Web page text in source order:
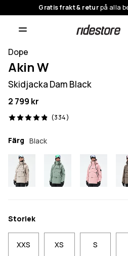
Gratis frakt & returpå alla
Dope
Akin W
Skidjacka Dam Black
2 799 kr
(334)
334 recensioner, 4.9/5
Färg Black
Storlek
XXS XS S